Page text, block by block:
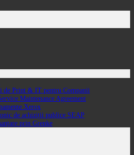
de Print & IT pentru Companii
Maintenance Agreement
Xerox
de achiziții publice SEAP
prin Grenke